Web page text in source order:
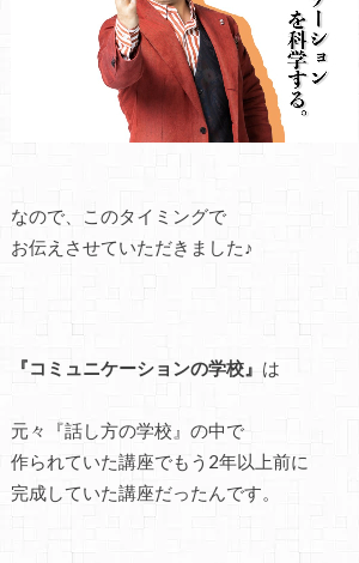
なので、このタイミングで
お伝えさせていただきました♪
『コミュニケーションの学校』 は
元々『話し方の学校』の中で
作られていた講座でもう2年以上前に
完成していた講座だったんです。